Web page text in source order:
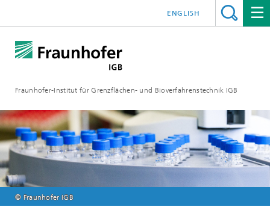
Fraunhofer-Institut für Grenzflächen- und Bioverfahrenstechnik IGB
ENGLISH
© Fraunhofer IGB